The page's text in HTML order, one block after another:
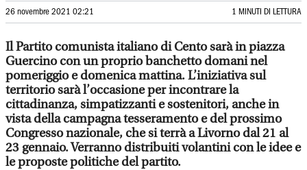
26 novembre 2021 02:21 1 MINUTI DI LETTURA
Il Partito comunista italiano di Cento sarà in piazza
Guercino con un proprio banchetto domani nel
pomeriggio e domenica mattina. L’iniziativa sul
territorio sarà l’occasione per incontrare la
cittadinanza, simpatizzanti e sostenitori, anche in
vista della campagna tesseramento e del prossimo
Congresso nazionale, che si terrà a Livorno dal 21 al
23 gennaio. Verranno distribuiti volantini con le idee e
le proposte politiche del partito.